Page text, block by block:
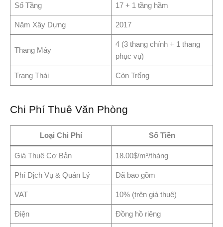
Số Tầng 17 + 1 tầng hầm
Năm Xây Dựng 2017
Thang Máy
4 (3 thang chính + 1 thang
phục vụ)
Trạng Thái Còn Trống
Chi Phí Thuê Văn Phòng
Loại Chi Phí Số Tiền
Giá Thuê Cơ Bản 18.00$/m²/tháng
Phí Dịch Vụ & Quản Lý Đã bao gồm
VAT 10% (trên giá thuê)
Điện Đồng hồ riêng